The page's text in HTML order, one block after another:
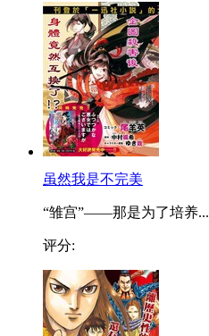
虽然我是不完美
“雏宫”——那是为了培养...
评分: